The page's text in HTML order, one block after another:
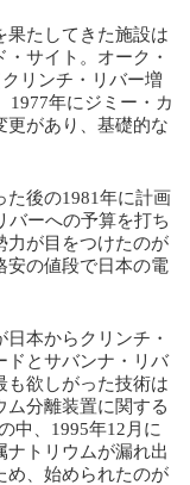
たしてきた施設は
サイト。オーク・
リンチ・リバー増
1977年にジミー・カ
更があり、基礎的な
後の1981年に計画
バーへの予算を打ち
力が目をつけたのが
安の値段で日本の電
本からクリンチ・
ドとサバンナ・リバ
も欲しがった技術は
ム分離装置に関する
中、1995年12月に
ナトリウムが漏れ出
め、始められたのが